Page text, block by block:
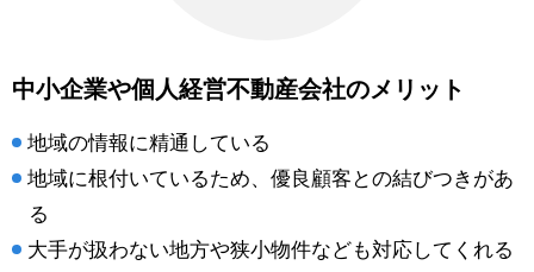
中小企業や個人経営不動産会社のメリット
地域の情報に精通している
地域に根付いているため、優良顧客との結びつきがあ
る
大手が扱わない地方や狭小物件なども対応してくれる